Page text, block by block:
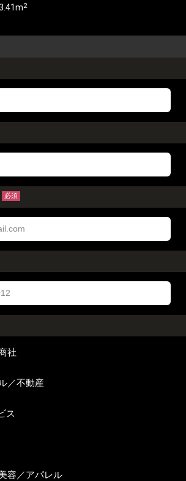
2
必須
社
／不動産
ス
容／アパレル